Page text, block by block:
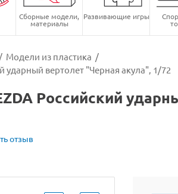
Сборные модели,
материалы
Развивающие игры
/ Модели из пластика /
ударный вертолет "Черная акула", 1/72
Российский
отзыв